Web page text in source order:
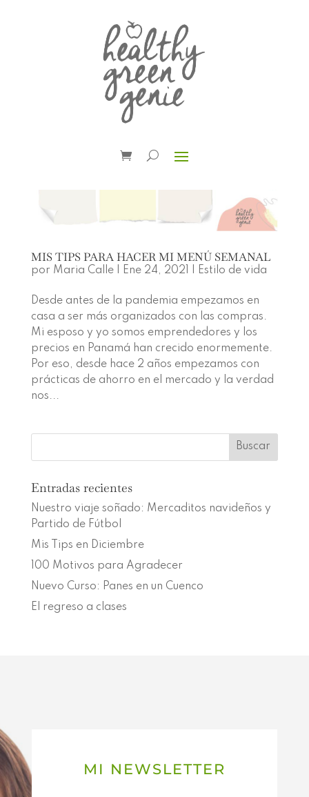
MIS TIPS PARA HACER MI MENÚ SEMANAL
por Maria Calle| Ene 24, 2021 Estilo de vida
Desde antes de la pandemia empezamos en
casa a ser más organizados con las compras.
Mi esposo y yo somos emprendedores y los
precios en Panamá han crecido enormemente.
Por eso, desde hace 2 años empezamos con
prácticas de ahorro en el mercado y la verdad
nos...
Entradas recientes
Nuestro viaje soñado: Mercaditos navideños y
Partido de Fútbol
Mis Tips en Diciembre
100 Motivos para Agradecer
Nuevo Curso: Panes en un Cuenco
El regreso a clases
MI NEWSLETTER